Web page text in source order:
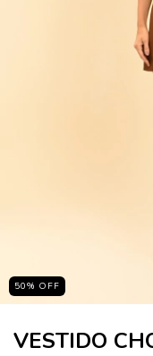
50% OFF
VESTIDO